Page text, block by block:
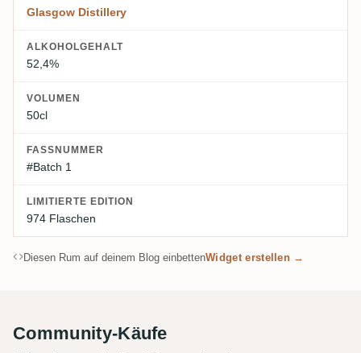
Glasgow Distillery
ALKOHOLGEHALT
52,4%
VOLUMEN
50cl
FASSNUMMER
#Batch 1
LIMITIERTE EDITION
974 Flaschen
Diesen Rum auf deinem Blog einbettenWidget erstellen →
Community-Käufe